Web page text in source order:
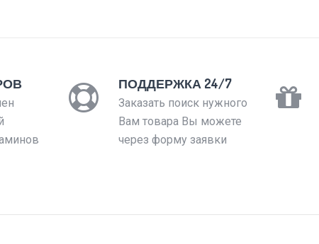
ПОДДЕРЖКА 24/7
Заказать поиск нужного
Вам товара Вы можете
через форму заявки